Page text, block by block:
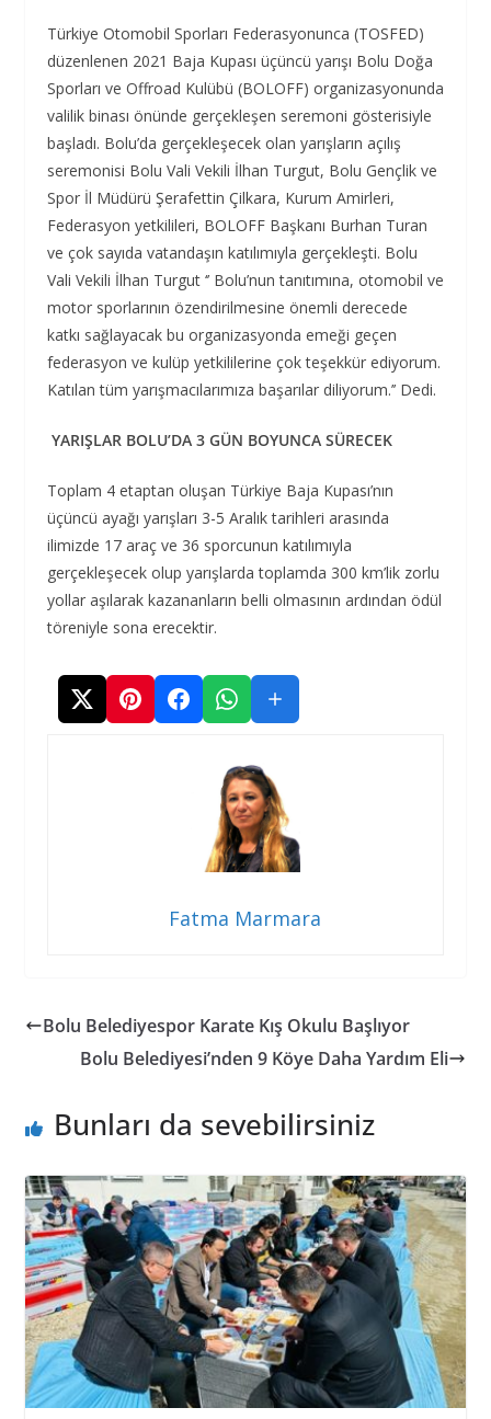
Türkiye Otomobil Sporları Federasyonunca (TOSFED)
düzenlenen 2021 Baja Kupası üçüncü yarışı Bolu Doğa
Sporları ve Offroad Kulübü (BOLOFF) organizasyonunda
valilik binası önünde gerçekleşen seremoni gösterisiyle
başladı. Bolu’da gerçekleşecek olan yarışların açılış
seremonisi Bolu Vali Vekili İlhan Turgut, Bolu Gençlik ve
Spor İl Müdürü Şerafettin Çilkara, Kurum Amirleri,
Federasyon yetkilileri, BOLOFF Başkanı Burhan Turan
ve çok sayıda vatandaşın katılımıyla gerçekleşti. Bolu
Vali Vekili İlhan Turgut ‘’ Bolu’nun tanıtımına, otomobil ve
motor sporlarının özendirilmesine önemli derecede
katkı sağlayacak bu organizasyonda emeği geçen
federasyon ve kulüp yetkililerine çok teşekkür ediyorum.
Katılan tüm yarışmacılarımıza başarılar diliyorum.’’ Dedi.
YARIŞLAR BOLU’DA 3 GÜN BOYUNCA SÜRECEK
Toplam 4 etaptan oluşan Türkiye Baja Kupası’nın
üçüncü ayağı yarışları 3-5 Aralık tarihleri arasında
ilimizde 17 araç ve 36 sporcunun katılımıyla
gerçekleşecek olup yarışlarda toplamda 300 km’lik zorlu
yollar aşılarak kazananların belli olmasının ardından ödül
töreniyle sona erecektir.
Fatma Marmara
Bolu Belediyespor Karate Kış Okulu Başlıyor
Bolu Belediyesi’nden 9 Köye Daha Yardım Eli
Bunları da sevebilirsiniz